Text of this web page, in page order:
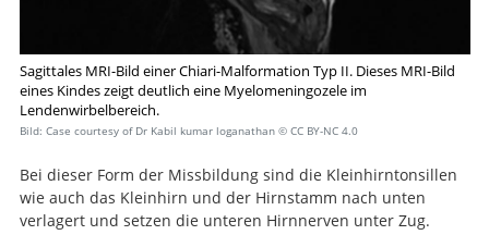
Sagittales MRI-Bild einer Chiari-Malformation Typ II. Dieses MRI-Bild
eines Kindes zeigt deutlich eine Myelomeningozele im
Lendenwirbelbereich.​​
Bild: Case courtesy of Dr Kabil kumar loganathan © CC BY-NC 4.0
Bei dieser Form der Missbildung sind die Kleinhirntonsillen
wie auch das Kleinhirn und der Hirnstamm nach unten
verlagert und setzen die unteren Hirnnerven unter Zug.